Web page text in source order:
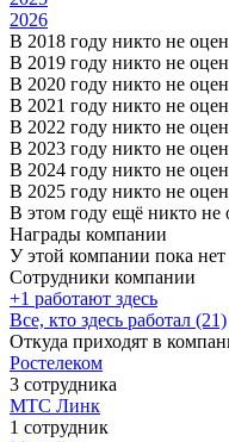
2026
В 2018 году никто не
В 2019 году никто не
В 2020 году никто не
В 2021 году никто не
В 2022 году никто не
В 2023 году никто не
В 2024 году никто не
В 2025 году никто не
В этом году ещё никто
Награды компании
У этой компании пока нет
Сотрудники компании
+1 работают здесь
Все, кто здесь работал (21)
Откуда приходят в
Ростелеком
3 сотрудника
МТС Линк
1 сотрудник